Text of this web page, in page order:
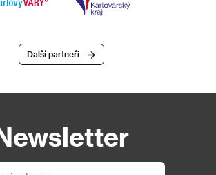
Další partneři